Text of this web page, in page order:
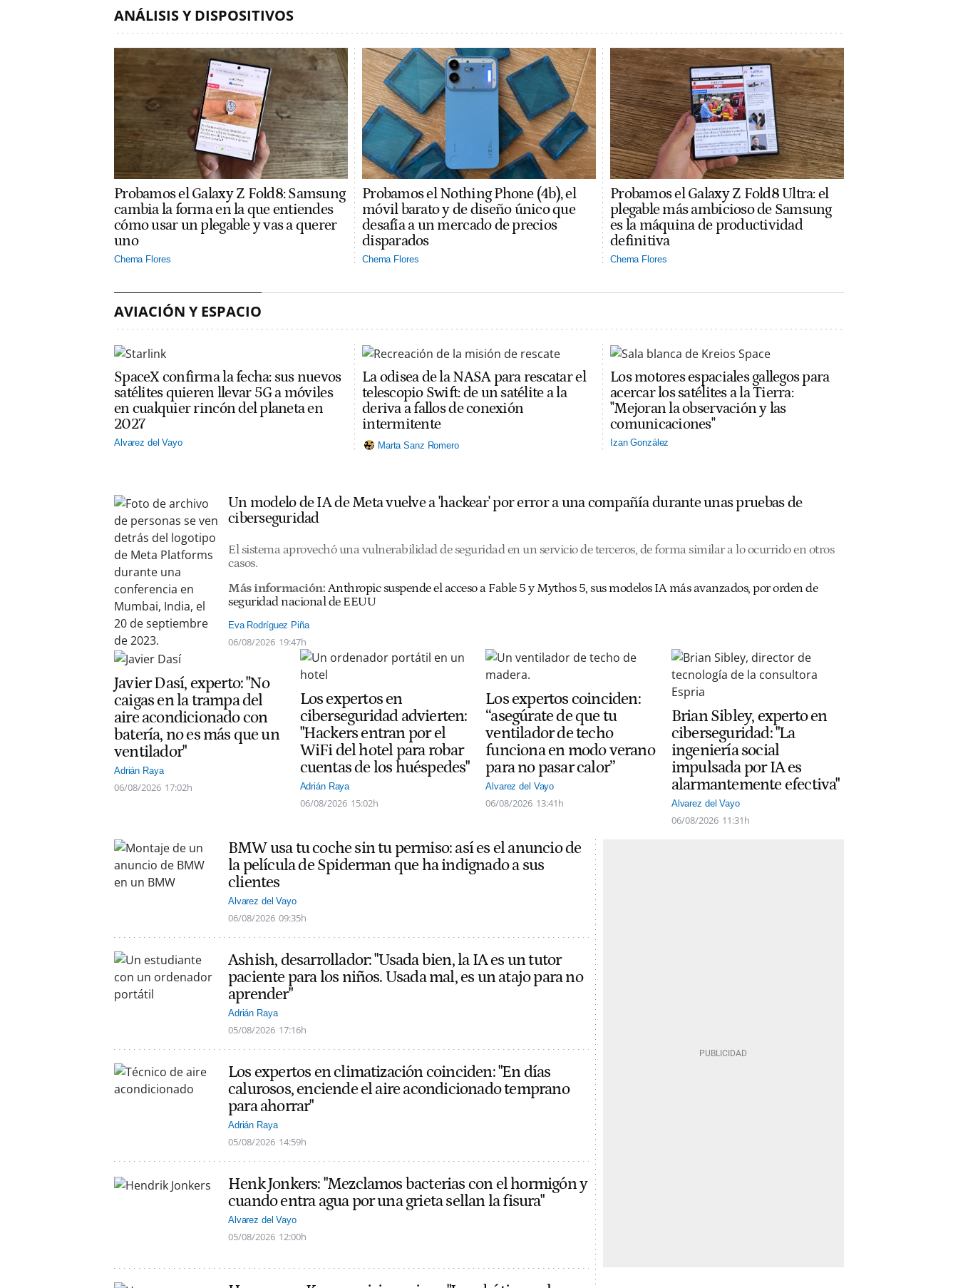
ANÁLISIS Y DISPOSITIVOS
Probamos el Galaxy Z Fold8: Samsung
cambia la forma en la que entiendes
cómo usar un plegable y vas a querer
uno
Chema Flores
Probamos el Nothing Phone (4b), el
móvil barato y de diseño único que
desafía a un mercado de precios
disparados
Chema Flores
Probamos el Galaxy Z Fold8 Ultra: el
plegable más ambicioso de Samsung
es la máquina de productividad
definitiva
Chema Flores
AVIACIÓN Y ESPACIO
SpaceX confirma la fecha: sus nuevos
satélites quieren llevar 5G a móviles
en cualquier rincón del planeta en
2027
Alvarez del Vayo
La odisea de la NASA para rescatar el
telescopio Swift: de un satélite a la
deriva a fallos de conexión
intermitente
Marta Sanz Romero
Los motores espaciales gallegos para
acercar los satélites a la Tierra:
"Mejoran la observación y las
comunicaciones"
Izan González
Un modelo de IA de Meta vuelve a 'hackear' por error a una compañía durante unas pruebas de
ciberseguridad
El sistema aprovechó una vulnerabilidad de seguridad en un servicio de terceros, de forma similar a lo ocurrido en otros
casos.
Más información: Anthropic suspende el acceso a Fable 5 y Mythos 5, sus modelos IA más avanzados, por orden de
seguridad nacional de EEUU
Eva Rodríguez Piña
06/08/2026 19:47h
Javier Dasí, experto: "No
caigas en la trampa del
aire acondicionado con
batería, no es más que un
ventilador"
Adrián Raya
06/08/2026 17:02h
Los expertos en
ciberseguridad advierten:
"Hackers entran por el
WiFi del hotel para robar
cuentas de los huéspedes"
Adrián Raya
06/08/2026 15:02h
Los expertos coinciden:
“asegúrate de que tu
ventilador de techo
funciona en modo verano
para no pasar calor”
Alvarez del Vayo
06/08/2026 13:41h
Brian Sibley, experto en
ciberseguridad: "La
ingeniería social
impulsada por IA es
alarmantemente efectiva"
Alvarez del Vayo
06/08/2026 11:31h
BMW usa tu coche sin tu permiso: así es el anuncio de
la película de Spiderman que ha indignado a sus
clientes
Alvarez del Vayo
06/08/2026 09:35h
Ashish, desarrollador: "Usada bien, la IA es un tutor
paciente para los niños. Usada mal, es un atajo para no
aprender"
Adrián Raya
05/08/2026 17:16h
Los expertos en climatización coinciden: "En días
calurosos, enciende el aire acondicionado temprano
para ahorrar"
Adrián Raya
05/08/2026 14:59h
Henk Jonkers: "Mezclamos bacterias con el hormigón y
cuando entra agua por una grieta sellan la fisura"
Alvarez del Vayo
05/08/2026 12:00h